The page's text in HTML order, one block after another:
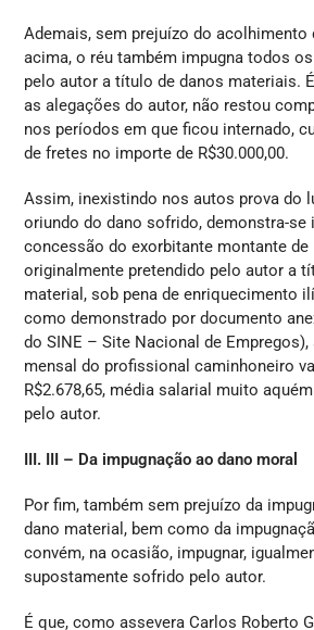
Ademais, sem prejuízo do acolhimento
acima, o réu também impugna todos
pelo autor a título de danos materiais.
as alegações do autor, não restou
nos períodos em que ficou internado,
de fretes no importe de R$30.000,00.
Assim, inexistindo nos autos prova do
oriundo do dano sofrido, demonstra-se
concessão do exorbitante montante de
originalmente pretendido pelo autor a
material, sob pena de enriquecimento
como demonstrado por documento
do SINE – Site Nacional de Empregos),
mensal do profissional caminhoneiro
R$2.678,65, média salarial muito
pelo autor.
III. III – Da impugnação ao dano moral
Por fim, também sem prejuízo da
dano material, bem como da
convém, na ocasião, impugnar,
supostamente sofrido pelo autor.
É que, como assevera Carlos Roberto